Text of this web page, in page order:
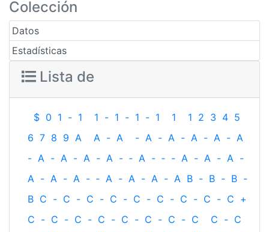
Colección
Datos
Estadísticas
Lista de
$ 0 1 - 1 1 - 1 - 1 - 1 1 1 2 3 4 5
6 7 8 9 A A - A - A - A - A - A - A
- A - A - A - A - ‐ A - ‐ - A - A - A -
A - A - A - ‐ A - A - A - A B - B - B -
B C - C - C - C - C - C - C - C - C +
C - C - C - C - C - C - C - C C - C